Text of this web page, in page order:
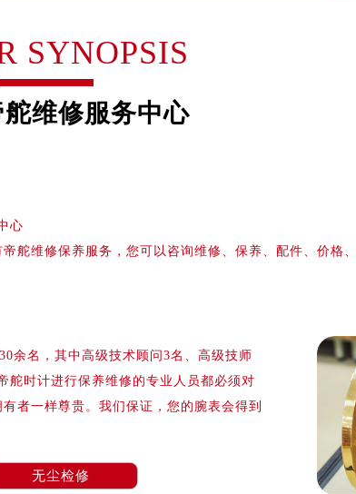
提前预约）
需提前预约）
城）17层1706室（需提前预约）
提前预约）
室（需提前预约）
前预约）
室（需提前预约）
座办公楼14层07室（需提前预约）
室（需提前预约）
需提前预约）
提前预约）
提前预约）
提前预约）
）
提前预约）
需提前预约）
SYNOPSIS
维修服务中心
心
舵维修保养服务，您可以咨询维修、保养、配件、价格
余名，其中高级技术顾问3名、高级技师
舵时计进行保养维修的专业人员都必须对
者一样尊贵。我们保证，您的腕表会得到
无尘检修